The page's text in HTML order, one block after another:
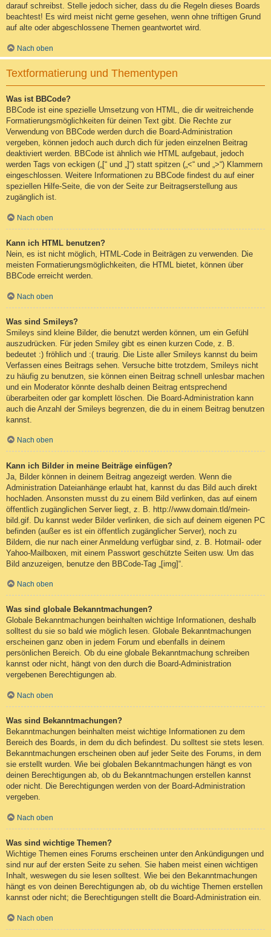
darauf schreibst. Stelle jedoch sicher, dass du die Regeln dieses Boards
beachtest! Es wird meist nicht gerne gesehen, wenn ohne triftigen Grund
auf alte oder abgeschlossene Themen geantwortet wird.
Nach oben
Textformatierung und Thementypen
Was ist BBCode?
BBCode ist eine spezielle Umsetzung von HTML, die dir weitreichende
Formatierungsmöglichkeiten für deinen Text gibt. Die Rechte zur
Verwendung von BBCode werden durch die Board-Administration
vergeben, können jedoch auch durch dich für jeden einzelnen Beitrag
deaktiviert werden. BBCode ist ähnlich wie HTML aufgebaut, jedoch
werden Tags von eckigen („[“ und „]“) statt spitzen („<“ und „>“) Klammern
eingeschlossen. Weitere Informationen zu BBCode findest du auf einer
speziellen Hilfe-Seite, die von der Seite zur Beitragserstellung aus
zugänglich ist.
Nach oben
Kann ich HTML benutzen?
Nein, es ist nicht möglich, HTML-Code in Beiträgen zu verwenden. Die
meisten Formatierungsmöglichkeiten, die HTML bietet, können über
BBCode erreicht werden.
Nach oben
Was sind Smileys?
Smileys sind kleine Bilder, die benutzt werden können, um ein Gefühl
auszudrücken. Für jeden Smiley gibt es einen kurzen Code, z. B.
bedeutet :) fröhlich und :( traurig. Die Liste aller Smileys kannst du beim
Verfassen eines Beitrags sehen. Versuche bitte trotzdem, Smileys nicht
zu häufig zu benutzen, sie können einen Beitrag schnell unlesbar machen
und ein Moderator könnte deshalb deinen Beitrag entsprechend
überarbeiten oder gar komplett löschen. Die Board-Administration kann
auch die Anzahl der Smileys begrenzen, die du in einem Beitrag benutzen
kannst.
Nach oben
Kann ich Bilder in meine Beiträge einfügen?
Ja, Bilder können in deinem Beitrag angezeigt werden. Wenn die
Administration Dateianhänge erlaubt hat, kannst du das Bild auch direkt
hochladen. Ansonsten musst du zu einem Bild verlinken, das auf einem
öffentlich zugänglichen Server liegt, z. B. http://www.domain.tld/mein-
bild.gif. Du kannst weder Bilder verlinken, die sich auf deinem eigenen PC
befinden (außer es ist ein öffentlich zugänglicher Server), noch zu
Bildern, die nur nach einer Anmeldung verfügbar sind, z. B. Hotmail- oder
Yahoo-Mailboxen, mit einem Passwort geschützte Seiten usw. Um das
Bild anzuzeigen, benutze den BBCode-Tag „[img]“.
Nach oben
Was sind globale Bekanntmachungen?
Globale Bekanntmachungen beinhalten wichtige Informationen, deshalb
solltest du sie so bald wie möglich lesen. Globale Bekanntmachungen
erscheinen ganz oben in jedem Forum und ebenfalls in deinem
persönlichen Bereich. Ob du eine globale Bekanntmachung schreiben
kannst oder nicht, hängt von den durch die Board-Administration
vergebenen Berechtigungen ab.
Nach oben
Was sind Bekanntmachungen?
Bekanntmachungen beinhalten meist wichtige Informationen zu dem
Bereich des Boards, in dem du dich befindest. Du solltest sie stets lesen.
Bekanntmachungen erscheinen oben auf jeder Seite des Forums, in dem
sie erstellt wurden. Wie bei globalen Bekanntmachungen hängt es von
deinen Berechtigungen ab, ob du Bekanntmachungen erstellen kannst
oder nicht. Die Berechtigungen werden von der Board-Administration
vergeben.
Nach oben
Was sind wichtige Themen?
Wichtige Themen eines Forums erscheinen unter den Ankündigungen und
sind nur auf der ersten Seite zu sehen. Sie haben meist einen wichtigen
Inhalt, weswegen du sie lesen solltest. Wie bei den Bekanntmachungen
hängt es von deinen Berechtigungen ab, ob du wichtige Themen erstellen
kannst oder nicht; die Berechtigungen stellt die Board-Administration ein.
Nach oben